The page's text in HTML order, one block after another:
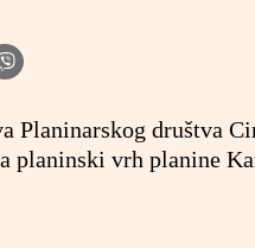
Planinarskog društva
planinski vrh planine